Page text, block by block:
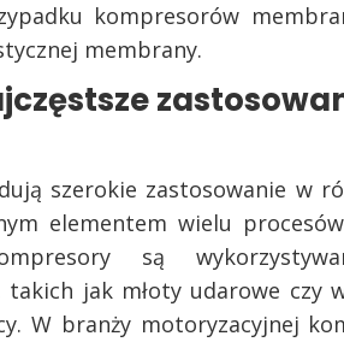
kompresorów
membrany.
szerokie zastosowanie w
elementem wielu
są
takich jak młoty udarowe czy
W branży motoryzacyjnej